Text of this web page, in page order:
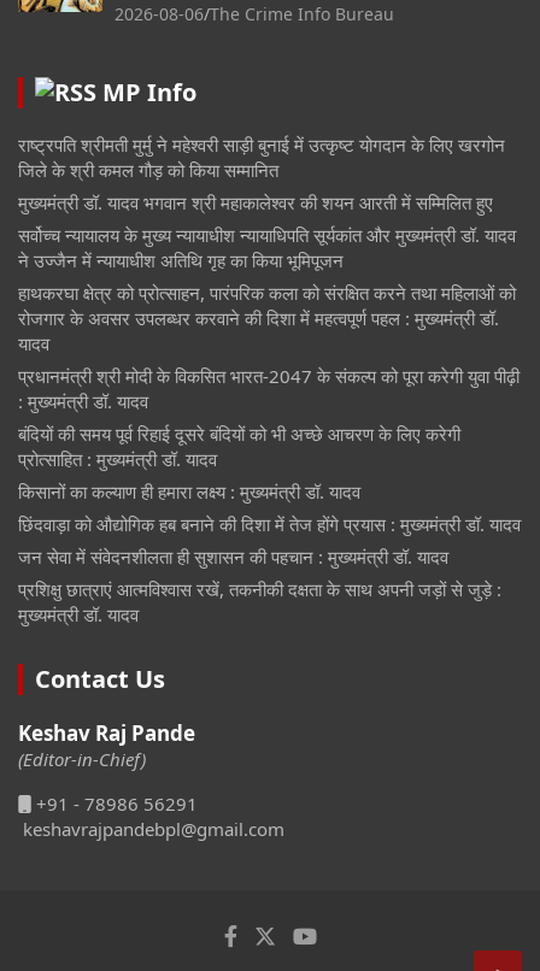
2026-08-06 The Crime Info Bureau
MP Info
राष्ट्रपति श्रीमती मुर्मु ने महेश्वरी साड़ी बुनाई में उत्कृष्ट योगदान के लिए खरगोन
जिले के श्री कमल गौड़ को किया सम्मानित
मुख्यमंत्री डॉ. यादव भगवान श्री महाकालेश्‍वर की शयन आरती में सम्मिलित हुए
सर्वोच्च न्यायालय के मुख्‍य न्‍यायाधीश न्यायाधिपति सूर्यकांत और मुख्यमंत्री डॉ. यादव
ने उज्जैन में न्यायाधीश अतिथि गृह का किया भूमिपूजन
हाथकरघा क्षेत्र को प्रोत्साहन, पारंपरिक कला को संरक्षित करने तथा महिलाओं को
रोजगार के अवसर उपलब्धर करवाने की दिशा में महत्वपूर्ण पहल : मुख्यमंत्री डॉ.
यादव
प्रधानमंत्री श्री मोदी के विकसित भारत-2047 के संकल्प को पूरा करेगी युवा पीढ़ी
: मुख्यमंत्री डॉ. यादव
बंदियों की समय पूर्व रिहाई दूसरे बंदियों को भी अच्छे आचरण के लिए करेगी
प्रोत्साहित : मुख्यमंत्री डॉ. यादव
किसानों का कल्याण ही हमारा लक्ष्य : मुख्यमंत्री डॉ. यादव
छिंदवाड़ा को औद्योगिक हब बनाने की दिशा में तेज होंगे प्रयास : मुख्यमंत्री डॉ. यादव
जन सेवा में संवेदनशीलता ही सुशासन की पहचान : मुख्यमंत्री डॉ. यादव
प्रशिक्षु छात्राएं आत्मविश्वास रखें, तकनीकी दक्षता के साथ अपनी जड़ों से जुड़े :
मुख्यमंत्री डॉ. यादव
Contact Us
Keshav Raj Pande
(Editor-in-Chief)
+91 - 78986 56291
keshavrajpandebpl@gmail.com